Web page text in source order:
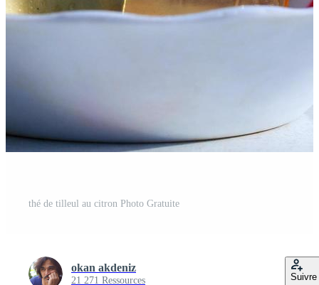
thé de tilleul au citron Photo Gratuite
okan akdeniz
21 271 Ressources Suivre